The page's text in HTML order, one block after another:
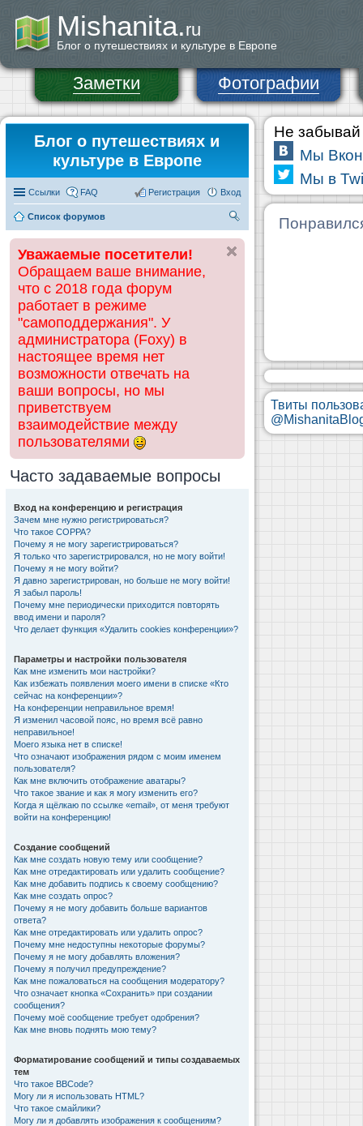
Mishanita.ru
Блог о путешествиях и культуре в Европе
Заметки Фотографии
Блог о путешествиях и
культуре в Европе
Ссылки FAQ Вход
Регистрация
Список форумов
ск
Уважаемые посетители!
Обращаем ваше внимание,
что с 2018 года форум
работает в режиме
"самоподдержания". У
администратора (Foxy) в
настоящее время нет
возможности отвечать на
ваши вопросы, но мы
приветствуем
взаимодействие между
пользователями
Часто задаваемые вопросы
Вход на конференцию и регистрация
Зачем мне нужно регистрироваться?
Что такое COPPA?
Почему я не могу зарегистрироваться?
Я только что зарегистрировался, но не могу войти!
Почему я не могу войти?
Я давно зарегистрирован, но больше не могу войти!
Я забыл пароль!
Почему мне периодически приходится повторять
ввод имени и пароля?
Что делает функция «Удалить cookies конференции»?
Параметры и настройки пользователя
Как мне изменить мои настройки?
Как избежать появления моего имени в списке «Кто
сейчас на конференции»?
На конференции неправильное время!
Я изменил часовой пояс, но время всё равно
неправильное!
Моего языка нет в списке!
Что означают изображения рядом с моим именем
пользователя?
Как мне включить отображение аватары?
Что такое звание и как я могу изменить его?
Когда я щёлкаю по ссылке «email», от меня требуют
войти на конференцию!
Создание сообщений
Как мне создать новую тему или сообщение?
Как мне отредактировать или удалить сообщение?
Как мне добавить подпись к своему сообщению?
Как мне создать опрос?
Почему я не могу добавить больше вариантов
ответа?
Как мне отредактировать или удалить опрос?
Почему мне недоступны некоторые форумы?
Почему я не могу добавлять вложения?
Почему я получил предупреждение?
Как мне пожаловаться на сообщения модератору?
Что означает кнопка «Сохранить» при создании
сообщения?
Почему моё сообщение требует одобрения?
Как мне вновь поднять мою тему?
Форматирование сообщений и типы создаваемых
тем
Что такое BBCode?
Могу ли я использовать HTML?
Что такое смайлики?
Могу ли я добавлять изображения к сообщениям?
Не забывай
Мы
Мы в
Твиты